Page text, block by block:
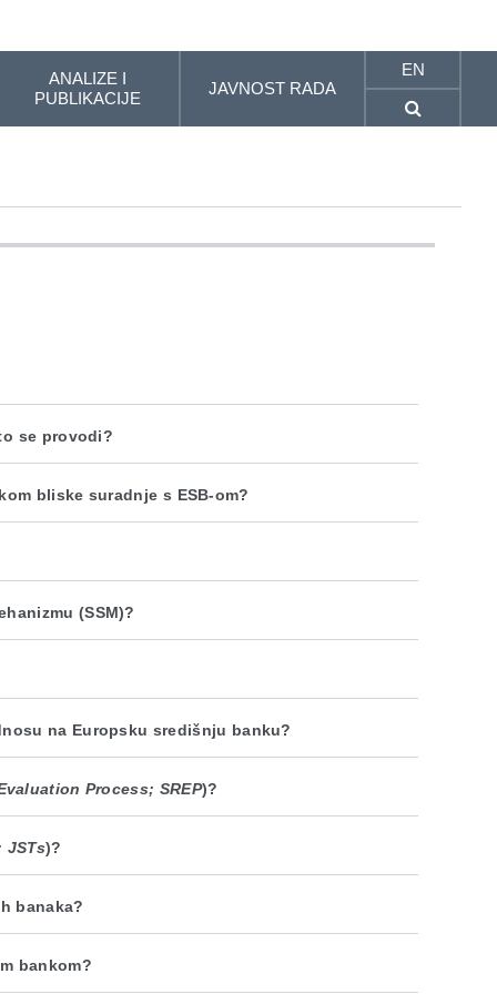
ANALIZE I
PUBLIKACIJE
JAVNOST RADA
EN
se provodi?
bliske suradnje s ESB-om?
(SSM)?
na Europsku središnju banku?
Process; SREP)?
JSTs)?
banaka?
bankom?